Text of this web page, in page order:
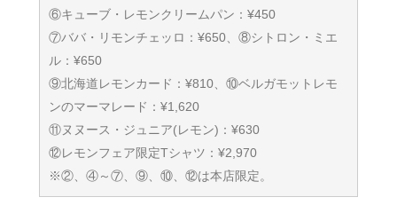
⑥キューブ・レモンクリームパン：¥450
⑦ババ・リモンチェッロ：¥650、⑧シトロン・ミエ
ル：¥650
⑨北海道レモンカード：¥810、⑩ベルガモットレモ
ンのマーマレード：¥1,620
⑪ヌヌース・ジュニア(レモン)：¥630
⑫レモンフェア限定Tシャツ：¥2,970
※②、④～⑦、⑨、⑩、⑫は本店限定。